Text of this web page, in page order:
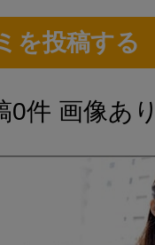
を投稿する
0件 画像あ